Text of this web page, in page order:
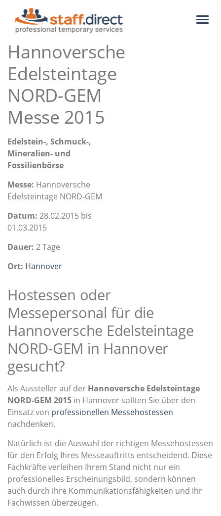
Toggle
Hannoversche
Edelsteintage
NORD-GEM
Messe 2015
Edelstein-, Schmuck-,
Mineralien- und
Fossilienbörse
Messe: Hannoversche
Edelsteintage NORD-GEM
Datum: 28.02.2015 bis
01.03.2015
Dauer: 2 Tage
Ort: Hannover
Hostessen oder
Messepersonal für die
Hannoversche Edelsteintage
NORD-GEM in Hannover
gesucht?
Als Aussteller auf der Hannoversche Edelsteintage
NORD-GEM 2015 in Hannover sollten Sie über den
Einsatz von professionellen Messehostessen
nachdenken.
Natürlich ist die Auswahl der richtigen Messehostessen
für den Erfolg Ihres Messeauftritts entscheidend. Diese
Fachkräfte verleihen Ihrem Stand nicht nur ein
professionelles Erscheinungsbild, sondern können
auch durch ihre Kommunikationsfähigkeiten und ihr
Fachwissen überzeugen.